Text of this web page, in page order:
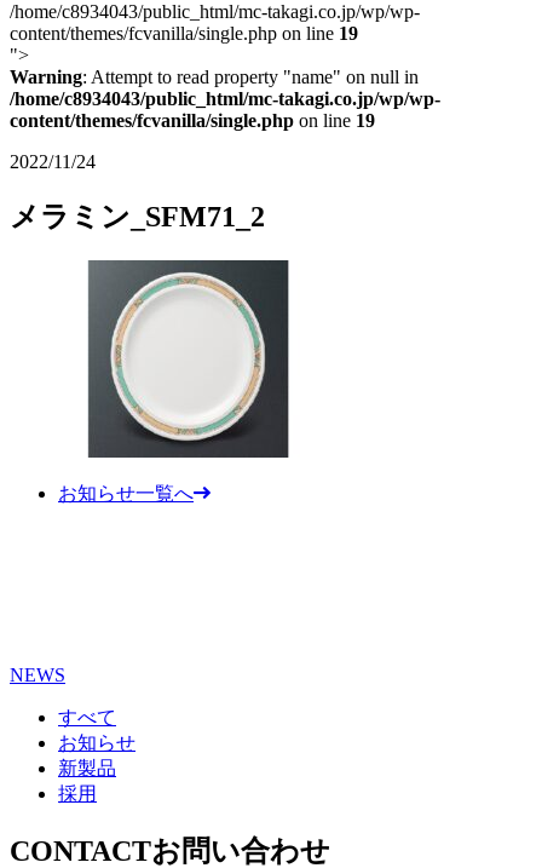
/home/c8934043/public_html/mc-takagi.co.jp/wp/wp-
content/themes/fcvanilla/single.php on line 19
">
Warning: Attempt to read property "name" on null in
/home/c8934043/public_html/mc-takagi.co.jp/wp/wp-
content/themes/fcvanilla/single.php on line 19
2022/11/24
メラミン_SFM71_2
お知らせ一覧へ
NEWS
すべて
お知らせ
新製品
採用
CONTACTお問い合わせ